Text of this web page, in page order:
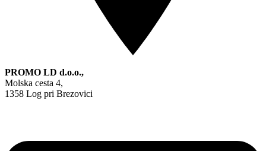
PROMO LD d.o.o.,
Molska cesta 4,
1358 Log pri Brezovici